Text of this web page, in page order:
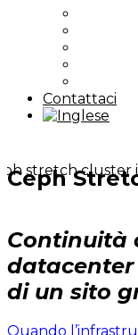
Contattaci
Ceph
Continuità
di un sito
Quando